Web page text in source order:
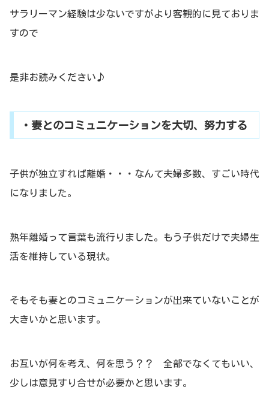
サラリーマン経験は少ないですがより客観的に見ておりま
すので
是非お読みください♪
・妻とのコミュニケーションを大切、努力する
子供が独立すれば離婚・・・なんて夫婦多数、すごい時代
になりました。
熟年離婚って言葉も流行りました。もう子供だけで夫婦生
活を維持している現状。
そもそも妻とのコミュニケーションが出来ていないことが
大きいかと思います。
お互いが何を考え、何を思う？？ 全部でなくてもいい、
少しは意見すり合せが必要かと思います。